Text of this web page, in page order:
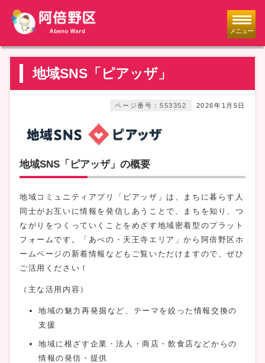
メニュー
地域SNS「ピアッザ」
2026年1月5日
ページ番号：553352
地域SNS「ピアッザ」の概要
地域コミュニティアプリ「ピアッザ」は、まちに暮らす人
同士がお互いに情報を発信しあうことで、まちを知り、つ
ながりをつくっていくことをめざす地域密着型のプラット
フォームです。「あべの・天王寺エリア」から阿倍野区ホ
ームページの新着情報などもご覧いただけますので、ぜひ
ご活用ください！
（主な活用内容）
地域の魅力再発掘など、テーマを絞った情報交換の
支援
地域に根ざす企業・法人・商店・飲食店などからの
情報の発信・提供